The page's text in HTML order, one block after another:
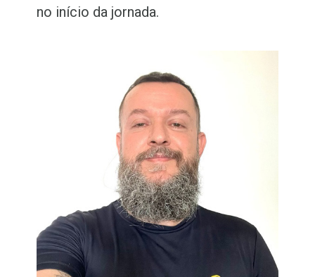
no início da jornada.